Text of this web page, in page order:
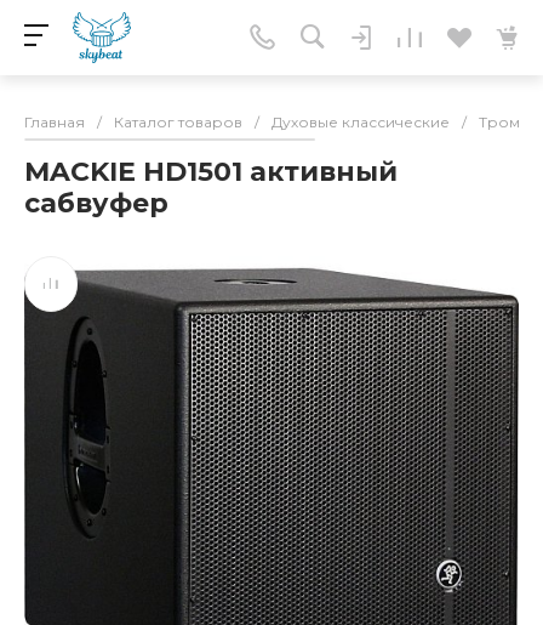
Главная / Каталог товаров / Духовые классические /
MACKIE HD1501 активный
сабвуфер